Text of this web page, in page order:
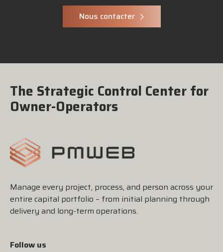
Nous contacter
The Strategic Control Center for
Owner-Operators
Manage every project, process, and person across your
entire capital portfolio – from initial planning through
delivery and long-term operations.
Follow us